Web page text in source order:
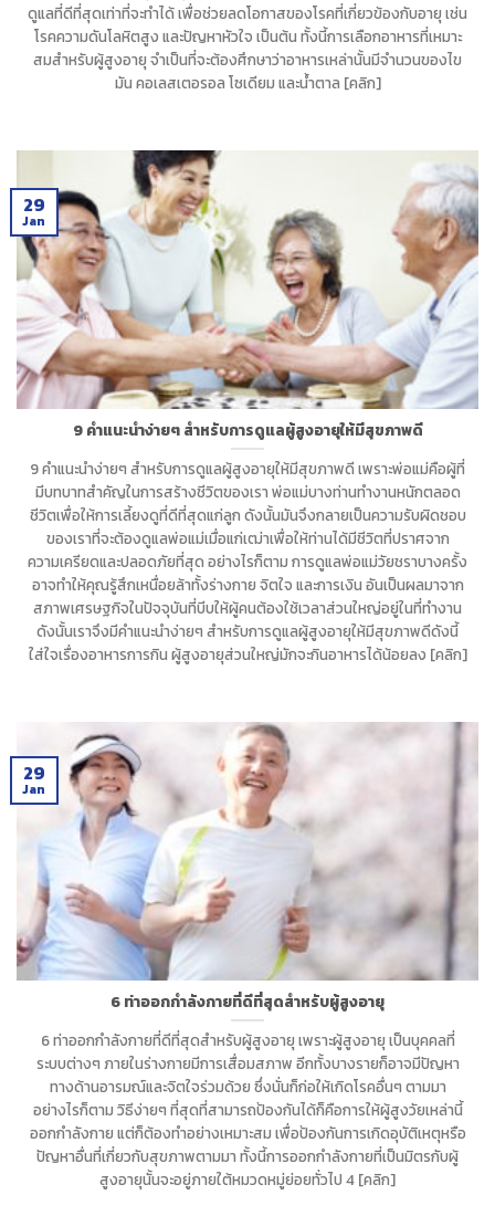
ดูแลที่ดีที่สุดเท่าที่จะทำได้ เพื่อช่วยลดโอกาสของโรคที่เกี่ยวข้องกับอายุ เช่น
โรคความดันโลหิตสูง และปัญหาหัวใจ เป็นต้น ทั้งนี้การเลือกอาหารที่เหมาะ
สมสำหรับผู้สูงอายุ จำเป็นที่จะต้องศึกษาว่าอาหารเหล่านั้นมีจำนวนของไข
มัน คอเลสเตอรอล โซเดียม และน้ำตาล [คลิก]
9 คำแนะนำง่ายๆ สำหรับการดูแลผู้สูงอายุให้มีสุขภาพดี
9 คำแนะนำง่ายๆ สำหรับการดูแลผู้สูงอายุให้มีสุขภาพดี เพราะพ่อแม่คือผู้ที่
มีบทบาทสำคัญในการสร้างชีวิตของเรา พ่อแม่บางท่านทำงานหนักตลอด
ชีวิตเพื่อให้การเลี้ยงดูที่ดีที่สุดแก่ลูก ดังนั้นมันจึงกลายเป็นความรับผิดชอบ
ของเราที่จะต้องดูแลพ่อแม่เมื่อแก่เฒ่าเพื่อให้ท่านได้มีชีวิตที่ปราศจาก
ความเครียดและปลอดภัยที่สุด อย่างไรก็ตาม การดูแลพ่อแม่วัยชราบางครั้ง
อาจทำให้คุณรู้สึกเหนื่อยล้าทั้งร่างกาย จิตใจ และการเงิน อันเป็นผลมาจาก
สภาพเศรษฐกิจในปัจจุบันที่บีบให้ผู้คนต้องใช้เวลาส่วนใหญ่อยู่ในที่ทำงาน
ดังนั้นเราจึงมีคำแนะนำง่ายๆ สำหรับการดูแลผู้สูงอายุให้มีสุขภาพดีดังนี้
ใส่ใจเรื่องอาหารการกิน ผู้สูงอายุส่วนใหญ่มักจะกินอาหารได้น้อยลง [คลิก]
29
Jan
6 ท่าออกกำลังกายที่ดีที่สุดสำหรับผู้สูงอายุ
6 ท่าออกกำลังกายที่ดีที่สุดสำหรับผู้สูงอายุ เพราะผู้สูงอายุ เป็นบุคคลที่
ระบบต่างๆ ภายในร่างกายมีการเสื่อมสภาพ อีกทั้งบางรายก็อาจมีปัญหา
ทางด้านอารมณ์และจิตใจร่วมด้วย ซึ่งนั่นก็ก่อให้เกิดโรคอื่นๆ ตามมา
อย่างไรก็ตาม วิธีง่ายๆ ที่สุดที่สามารถป้องกันได้ก็คือการให้ผู้สูงวัยเหล่านี้
ออกกำลังกาย แต่ก็ต้องทำอย่างเหมาะสม เพื่อป้องกันการเกิดอุบัติเหตุหรือ
ปัญหาอื่นที่เกี่ยวกับสุขภาพตามมา ทั้งนี้การออกกำลังกายที่เป็นมิตรกับผู้
สูงอายุนั้นจะอยู่ภายใต้หมวดหมู่ย่อยทั่วไป 4 [คลิก]
29
Jan